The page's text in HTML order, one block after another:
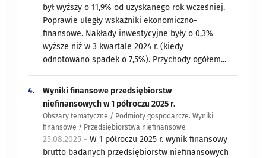
był wyższy o 11,9% od uzyskanego rok wcześniej.
Poprawie uległy wskaźniki ekonomiczno-
finansowe. Nakłady inwestycyjne były o 0,3%
wyższe niż w 3 kwartale 2024 r. (kiedy
odnotowano spadek o 7,5%). Przychody ogółem...
4.
Wyniki finansowe przedsiębiorstw
niefinansowych w 1 półroczu 2025 r.
Obszary tematyczne / Podmioty gospodarcze. Wyniki
finansowe / Przedsiębiorstwa niefinansowe
25.08.2025 -W 1 półroczu 2025 r. wynik finansowy
brutto badanych przedsiębiorstw niefinansowych